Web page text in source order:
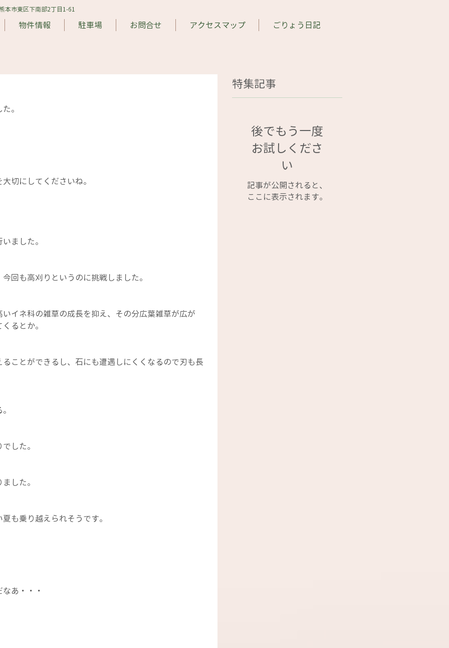
本市東区下南部2丁目1-61
物件情報 駐車場 お問合せ アクセスマップ ごりょう日記
。
切にしてくださいね。
ました。
回も高刈りというのに挑戦しました。
イネ科の雑草の成長を抑え、その分広葉雑草が広が
るとか。
ことができるし、石にも遭遇しにくくなるので刃も長
した。
した。
も乗り越えられそうです。
あ・・・
特集記事
後でもう一度
お試しくださ
い
記事が公開されると、
ここに表示されます。